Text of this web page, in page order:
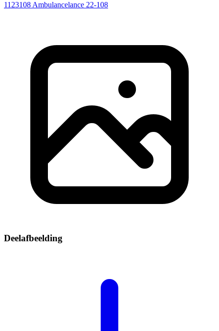
1123108 Ambulancelance 22-108
Deelafbeelding